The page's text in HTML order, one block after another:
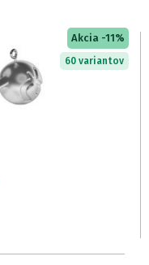
Akcia -11%
60 variantov